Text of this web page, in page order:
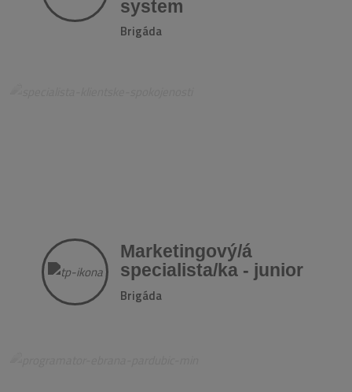
system
Brigáda
Marketingový/á
specialista/ka - junior
Brigáda